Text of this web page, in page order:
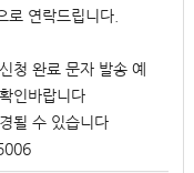
로 연락드립니다.
청 완료 문자 발송 예
인바랍니다
될 수 있습니다